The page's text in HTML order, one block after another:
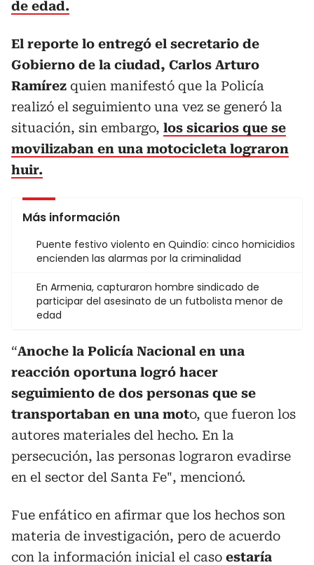
de edad.
El reporte lo entregó el secretario de
Gobierno de la ciudad, Carlos Arturo
Ramírez quien manifestó que la Policía
realizó el seguimiento una vez se generó la
situación, sin embargo, los sicarios que se
movilizaban en una motocicleta lograron
huir.
Más información
Puente festivo violento en Quindío: cinco homicidios
encienden las alarmas por la criminalidad
En Armenia, capturaron hombre sindicado de
participar del asesinato de un futbolista menor de
edad
“Anoche la Policía Nacional en una
reacción oportuna logró hacer
seguimiento de dos personas que se
transportaban en una moto, que fueron los
autores materiales del hecho. En la
persecución, las personas lograron evadirse
en el sector del Santa Fe", mencionó.
Fue enfático en afirmar que los hechos son
materia de investigación, pero de acuerdo
con la información inicial el caso estaría